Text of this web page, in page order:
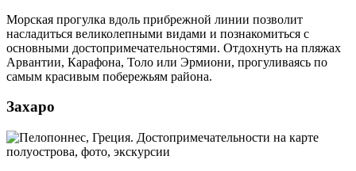
Морская прогулка вдоль прибрежной линии позволит
насладиться великолепными видами и познакомиться с
основными достопримечательностями. Отдохнуть на пляжах
Арвантии, Карафона, Толо или Эрмиони, прогуливаясь по
самым красивым побережьям района.
Захаро